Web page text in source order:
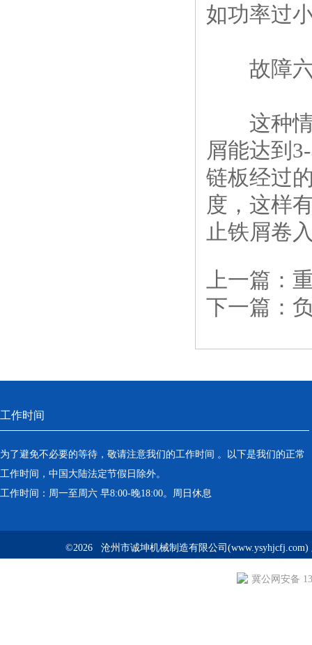
如功率过
故障六
这种情
屑能达到
链板经过
度，这样
止铁屑卷
上一篇：
下一篇：
工作时间
为了避免不必要的等待，敬请注意我们的工作时间 。以下是我们的正常
工作时间，中国大陆法定节假日除外。
工作时间：周一至周六 早8:00-晚18:00。周日休息
©2026 沧州市诚坤机械制造有限公司
冀公网安备